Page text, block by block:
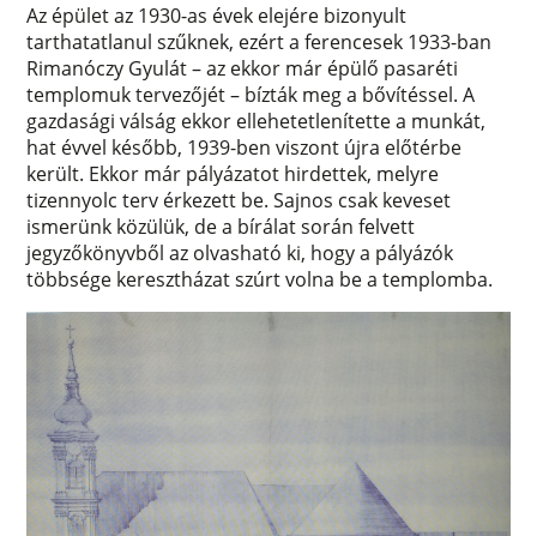
Az épület az 1930-as évek elejére bizonyult
tarthatatlanul szűknek, ezért a ferencesek 1933-ban
Rimanóczy Gyulát – az ekkor már épülő pasaréti
templomuk tervezőjét – bízták meg a bővítéssel. A
gazdasági válság ekkor ellehetetlenítette a munkát,
hat évvel később, 1939-ben viszont újra előtérbe
került. Ekkor már pályázatot hirdettek, melyre
tizennyolc terv érkezett be. Sajnos csak keveset
ismerünk közülük, de a bírálat során felvett
jegyzőkönyvből az olvasható ki, hogy a pályázók
többsége keresztházat szúrt volna be a templomba.